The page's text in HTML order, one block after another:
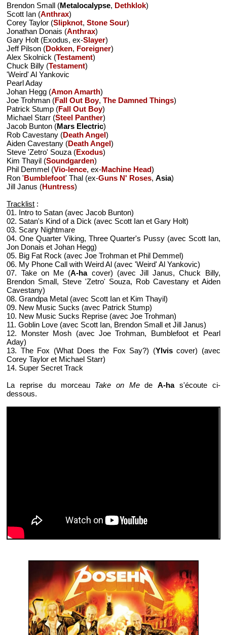
Brendon Small (Metalocalypse, Dethklok)
Scott Ian (Anthrax)
Corey Taylor (Slipknot,Stone Sour)
Jonathan Donais (Anthrax)
Gary Holt (Exodus, ex-Slayer)
Jeff Pilson (Dokken, Foreigner)
Alex Skolnick (Testament)
Chuck Billy (Testament)
'Weird' Al Yankovic
Pearl Aday
Johan Hegg (Amon Amarth)
Joe Trohman (Fall Out Boy,The Damned Things)
Patrick Stump (Fall Out Boy)
Michael Starr (Steel Panther)
Jacob Bunton (Mars Electric)
Rob Cavestany (Death Angel)
Aiden Cavestany (Death Angel)
Steve 'Zetro' Souza (Exodus)
Kim Thayil (Soundgarden)
Phil Demmel (Vio-lence, ex-Machine Head)
Ron 'Bumblefoot' Thal (ex-Guns N' Roses,Asia)
Jill Janus (Huntress)
Tracklist :
01. Intro to Satan (avec Jacob Bunton)
02. Satan's Kind of a Dick (avec Scott Ian et Gary Holt)
03. Scary Nightmare
04. One Quarter Viking, Three Quarter's Pussy (avec Scott Ian,
Jon Donais et Johan Hegg)
05. Big Fat Rock (avec Joe Trohman et Phil Demmel)
06. My Phone Call with Weird Al (avec 'Weird' Al Yankovic)
07. Take on Me (A-hacover) (avec Jill Janus, Chuck Billy,
Brendon Small, Steve 'Zetro' Souza, Rob Cavestany et Aiden
Cavestany)
08. Grandpa Metal (avec Scott Ian et Kim Thayil)
09. New Music Sucks (avec Patrick Stump)
10. New Music Sucks Reprise (avec Joe Trohman)
11. Goblin Love (avec Scott Ian, Brendon Small et Jill Janus)
12. Monster Mosh (avec Joe Trohman, Bumblefoot et Pearl
Aday)
13. The Fox (What Does the Fox Say?) (Ylviscover) (avec
Corey Taylor et Michael Starr)
14. Super Secret Track
La reprise du morceau Take on MedeA-has'écoute ci-
dessous.